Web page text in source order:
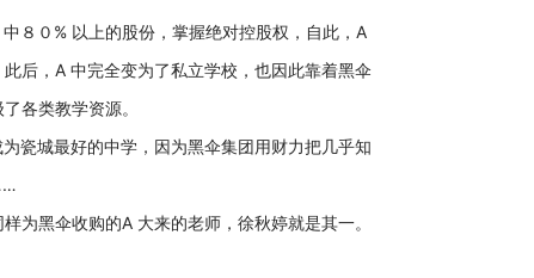
０% 以上的股份，掌握绝对控股权，自此，A
后，A 中完全变为了私立学校，也因此靠着黑伞
各类教学资源。
城最好的中学，因为黑伞集团用财力把几乎知
黑伞收购的A 大来的老师，徐秋婷就是其一。